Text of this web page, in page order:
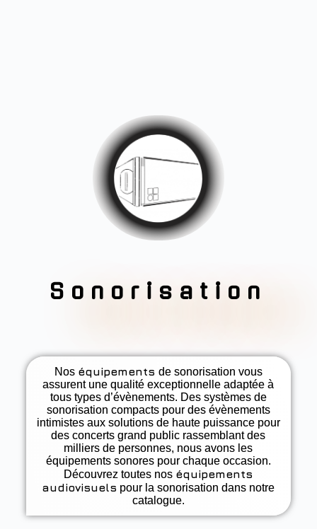
Sonorisation
Nos équipements de sonorisation vous
assurent une qualité exceptionnelle adaptée à
tous types d’évènements. Des systèmes de
sonorisation compacts pour des évènements
intimistes aux solutions de haute puissance pour
des concerts grand public rassemblant des
milliers de personnes, nous avons les
équipements sonores pour chaque occasion.
Découvrez toutes nos équipements
audiovisuels pour la sonorisation dans notre
catalogue.